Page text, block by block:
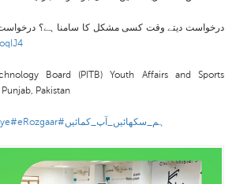
درخواست دیتے وقت کسی مشکل کا سامنا ہے؟
Board (PITB) Youth Affairs and Sports
Pakistan
#eRozgaar #ہم_سکھائیں_آپ_کمائیں